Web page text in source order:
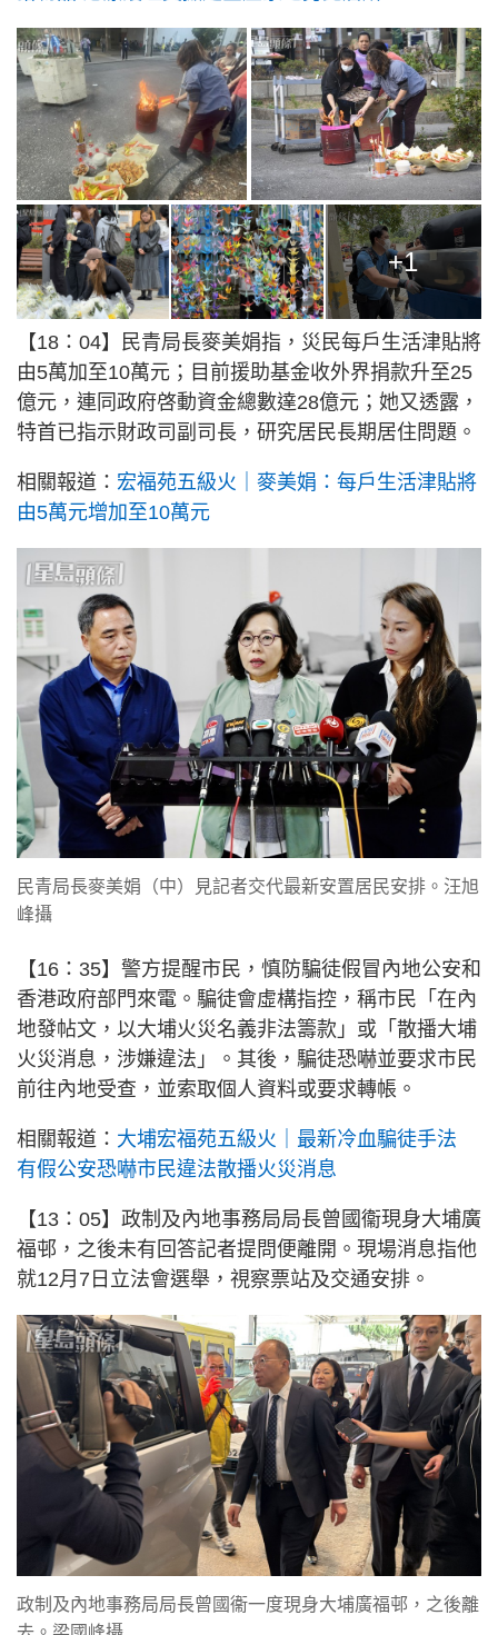
+1
【18：04】民青局長麥美娟指，災民每戶生活津貼將
由5萬加至10萬元；目前援助基金收外界捐款升至25
億元，連同政府啓動資金總數達28億元；她又透露，
特首已指示財政司副司長，研究居民長期居住問題。
相關報道： 宏福苑五級火｜麥美娟：每戶生活津貼將
由5萬元增加至10萬元
民青局長麥美娟（中）見記者交代最新安置居民安排。汪旭
峰攝
【16：35】警方提醒市民，慎防騙徒假冒內地公安和
香港政府部門來電。騙徒會虛構指控，稱市民「在內
地發帖文，以大埔火災名義非法籌款」或「散播大埔
火災消息，涉嫌違法」。其後，騙徒恐嚇並要求市民
前往內地受查，並索取個人資料或要求轉帳。
相關報道： 大埔宏福苑五級火｜最新冷血騙徒手法
有假公安恐嚇市民違法散播火災消息
【13：05】政制及內地事務局局長曾國衞現身大埔廣
福邨，之後未有回答記者提問便離開。現場消息指他
就12月7日立法會選舉，視察票站及交通安排。
政制及內地事務局局長曾國衞一度現身大埔廣福邨，之後離